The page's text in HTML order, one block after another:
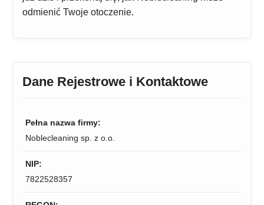
odmienić Twoje otoczenie.
Dane Rejestrowe i Kontaktowe
Pełna nazwa firmy:
Noblecleaning sp. z o.o.
NIP:
7822528357